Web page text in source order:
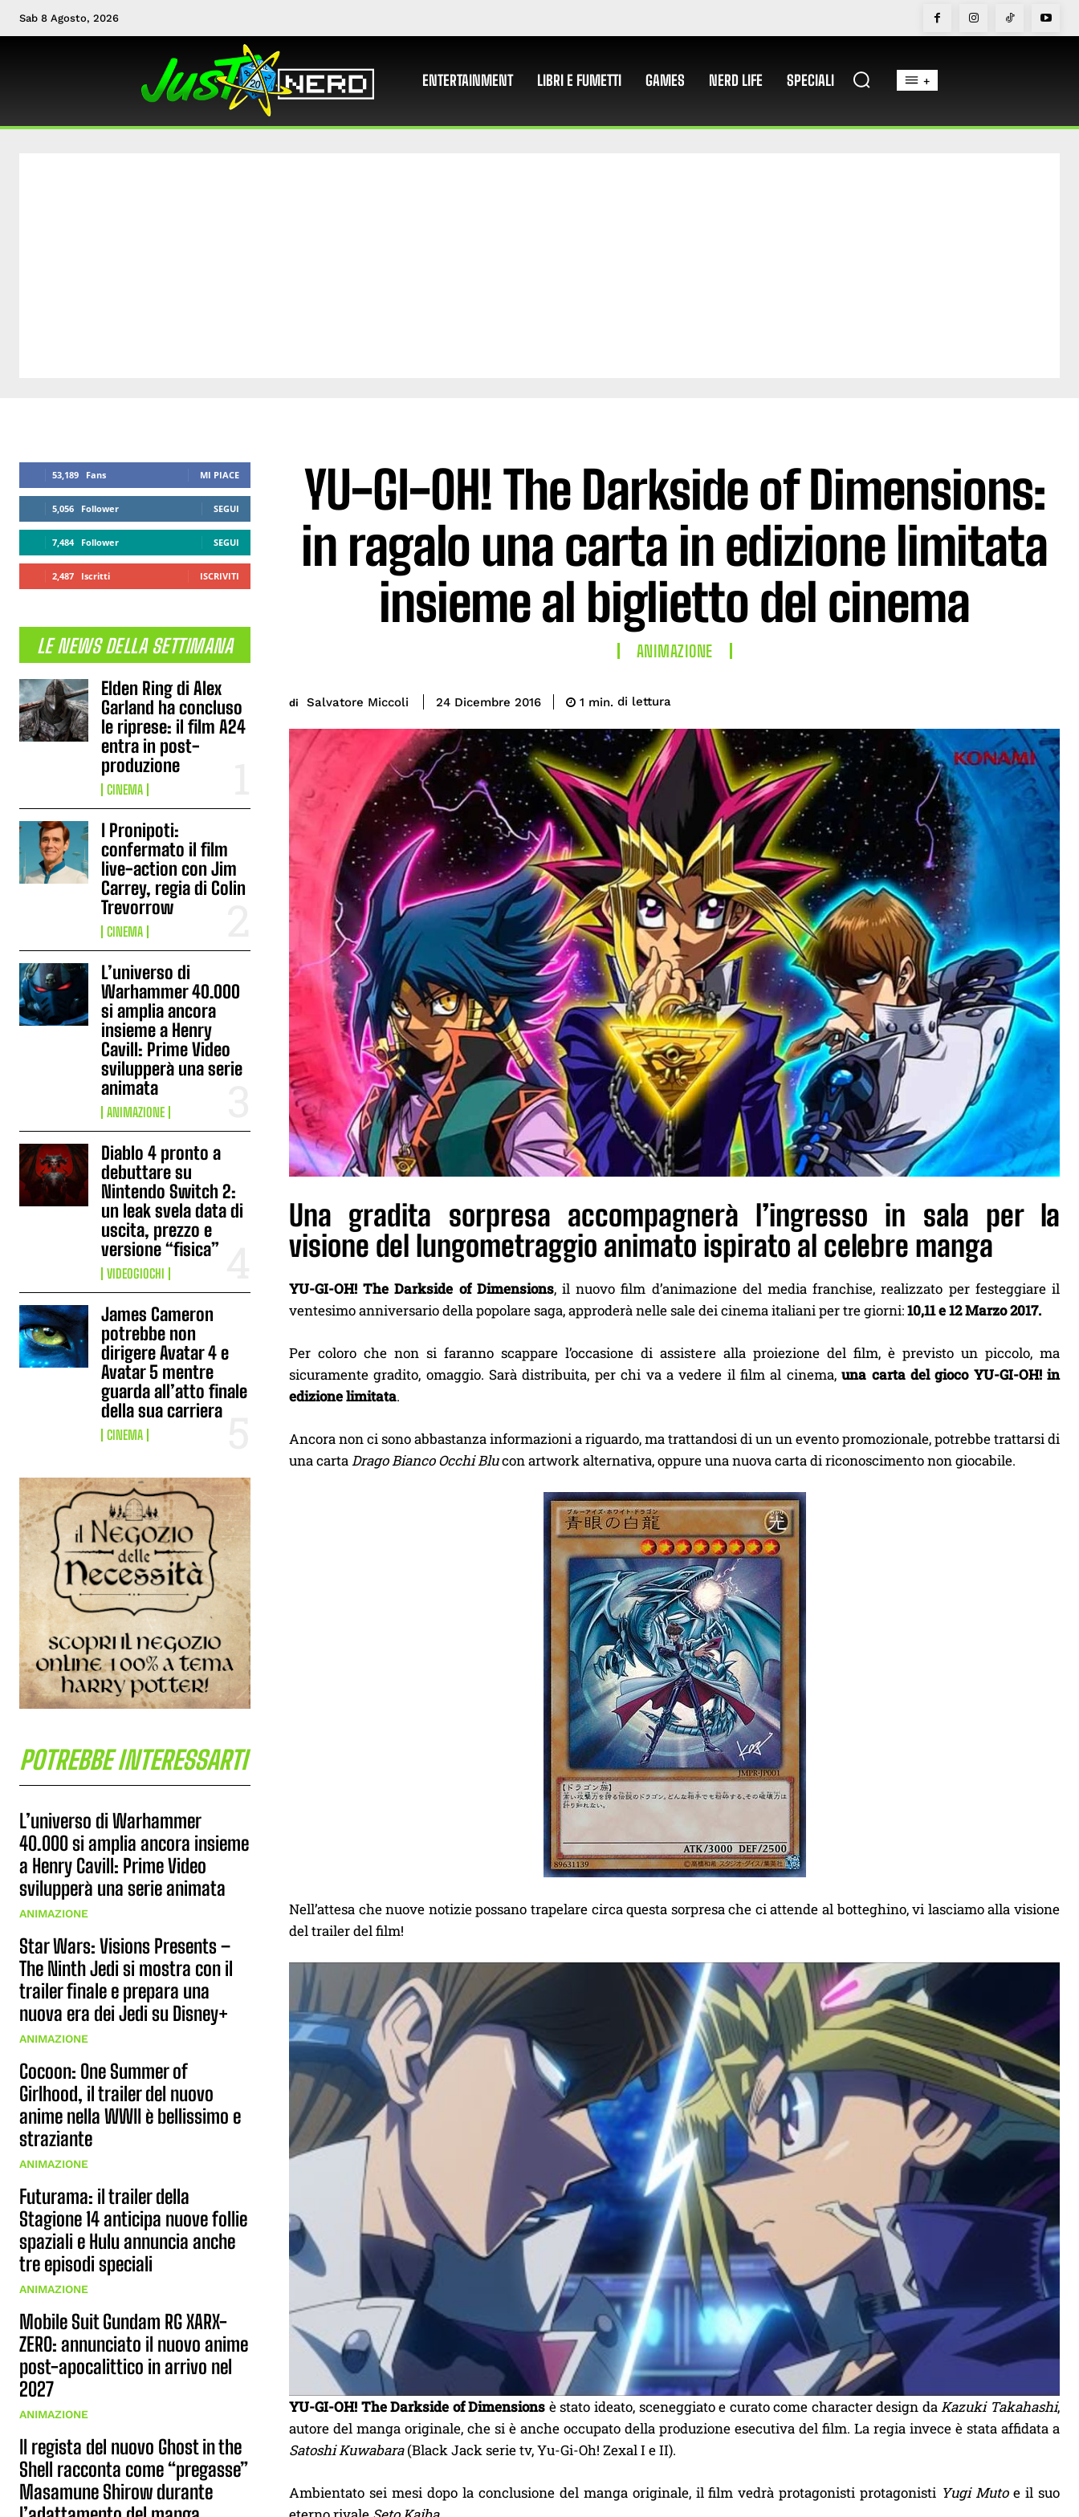
Sab 8 Agosto, 2026
ENTERTAINMENT LIBRI E FUMETTI GAMES NERD LIFE SPECIALI +
53,189 Fans MI PIACE
5,056 Follower SEGUI
7,484 Follower SEGUI
2,487 Iscritti ISCRIVITI
LE NEWS DELLA SETTIMANA
Elden Ring di Alex
Garland ha concluso
le riprese: il film A24
entra in post-
produzione
CINEMA
I Pronipoti:
confermato il film
live-action con Jim
Carrey, regia di Colin
Trevorrow
CINEMA
L’universo di
Warhammer 40.000
si amplia ancora
insieme a Henry
Cavill: Prime Video
svilupperà una serie
animata
ANIMAZIONE
Diablo 4 pronto a
debuttare su
Nintendo Switch 2:
un leak svela data di
uscita, prezzo e
versione “fisica”
VIDEOGIOCHI
James Cameron
potrebbe non
dirigere Avatar 4 e
Avatar 5 mentre
guarda all’atto finale
della sua carriera
CINEMA
POTREBBE INTERESSARTI
L’universo di Warhammer
40.000 si amplia ancora insieme
a Henry Cavill: Prime Video
svilupperà una serie animata
ANIMAZIONE
Star Wars: Visions Presents –
The Ninth Jedi si mostra con il
trailer finale e prepara una
nuova era dei Jedi su Disney+
ANIMAZIONE
Cocoon: One Summer of
Girlhood, il trailer del nuovo
anime nella WWII è bellissimo e
straziante
ANIMAZIONE
Futurama: il trailer della
Stagione 14 anticipa nuove follie
spaziali e Hulu annuncia anche
tre episodi speciali
ANIMAZIONE
Mobile Suit Gundam RG XARX-
ZERO: annunciato il nuovo anime
post-apocalittico in arrivo nel
2027
ANIMAZIONE
Il regista del nuovo Ghost in the
Shell racconta come “pregasse”
Masamune Shirow durante
YU-GI-OH! The Darkside of Dimensions:
in ragalo una carta in edizione limitata
insieme al biglietto del cinema
ANIMAZIONE
di Salvatore Miccoli 24 Dicembre 2016 1 min. di lettura
Una gradita sorpresa accompagnerà l’ingresso in sala per la
visione del lungometraggio animato ispirato al celebre manga
YU-GI-OH! The Darkside of Dimensions, il nuovo film d’animazione del media franchise, realizzato per festeggiare il
ventesimo anniversario della popolare saga, approderà nelle sale dei cinema italiani per tre giorni:10,11 e 12 Marzo 2017.
Per coloro che non si faranno scappare l’occasione di assistere alla proiezione del film, è previsto un piccolo, ma
sicuramente gradito, omaggio. Sarà distribuita, per chi va a vedere il film al cinema,una carta del gioco YU-GI-OH! in
edizione limitata.
Ancora non ci sono abbastanza informazioni a riguardo, ma trattandosi di un un evento promozionale, potrebbe trattarsi di
una cartaDrago Bianco Occhi Blucon artwork alternativa, oppure una nuova carta di riconoscimento non giocabile.
Nell’attesa che nuove notizie possano trapelare circa questa sorpresa che ci attende al botteghino, vi lasciamo alla visione
del trailer del film!
YU-GI-OH! The Darkside of Dimensions è stato ideato, sceneggiato e curato come character design daKazuki Takahashi,
autore del manga originale, che si è anche occupato della produzione esecutiva del film. La regia invece è stata affidata a
Satoshi Kuwabara(Black Jack serie tv, Yu-Gi-Oh! Zexal I e II).
Ambientato sei mesi dopo la conclusione del manga originale, il film vedrà protagonisti protagonisti Yugi Mutoe il suo